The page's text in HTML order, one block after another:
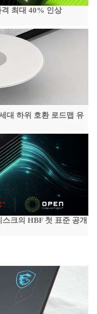
최대 40% 인상
대 하위 호환 로드맵 유
크의 HBF 첫 표준 공개